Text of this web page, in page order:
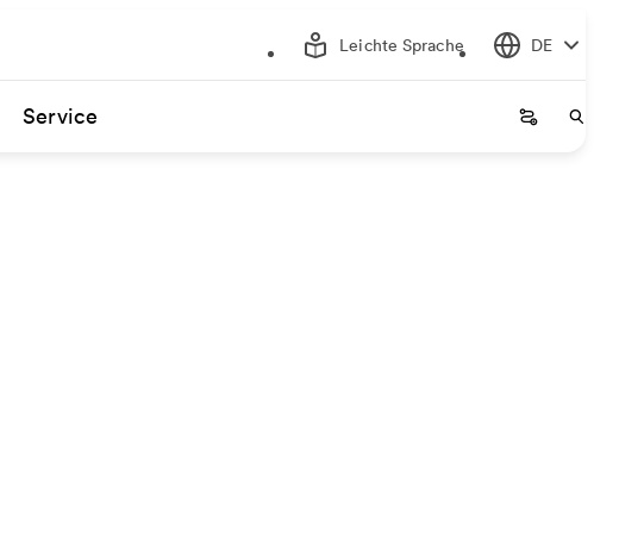
Leichte Sprache DE
Service Startseite